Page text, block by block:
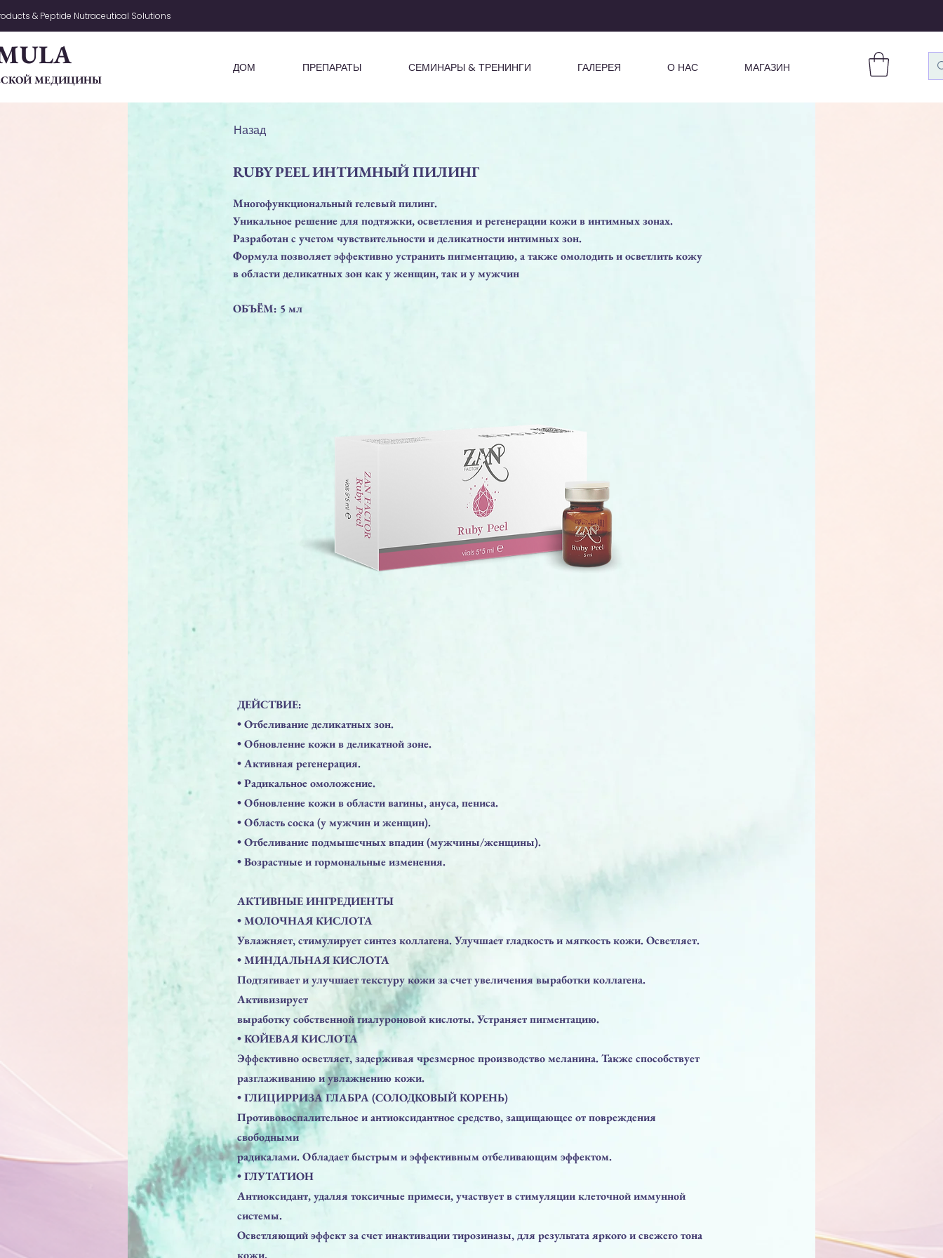
& Peptide Nutraceutical Solutions
МЕДИЦИНЫ
ДОМ ПРЕПАРАТЫ СЕМИНАРЫ & ТРЕНИНГИ ГАЛЕРЕЯ О НАС МАГАЗИН
Назад
RUBY PEEL ИНТИМНЫЙ ПИЛИНГ
Многофункциональный гелевый пилинг.
Уникальное решение для подтяжки, осветления и регенерации кожи в интимных зонах.
Разработан с учетом чувствительности и деликатности интимных зон.
Формула позволяет эффективно устранить пигментацию, а также омолодить и осветлить кожу
в области деликатных зон как у женщин, так и у мужчин
ОБЪЁМ: 5 мл
ДЕЙСТВИЕ:
• Отбеливание деликатных зон.
• Обновление кожи в деликатной зоне.
• Активная регенерация.
• Радикальное омоложение.
• Обновление кожи в области вагины, ануса, пениса.
• Область соска (у мужчин и женщин).
• Отбеливание подмышечных впадин (мужчины/женщины).
• Возрастные и гормональные изменения.
АКТИВНЫЕ ИНГРЕДИЕНТЫ
• МОЛОЧНАЯ КИСЛОТА
Увлажняет, стимулирует синтез коллагена. Улучшает гладкость и мягкость кожи. Осветляет.
• МИНДАЛЬНАЯ КИСЛОТА
Подтягивает и улучшает текстуру кожи за счет увеличения выработки коллагена.
Активизирует
выработку собственной гиалуроновой кислоты. Устраняет пигментацию.
• КОЙЕВАЯ КИСЛОТА
Эффективно осветляет, задерживая чрезмерное производство меланина. Также способствует
разглаживанию и увлажнению кожи.
• ГЛИЦИРРИЗА ГЛАБРА (СОЛОДКОВЫЙ КОРЕНЬ)
Противовоспалительное и антиоксидантное средство, защищающее от повреждения
свободными
радикалами. Обладает быстрым и эффективным отбеливающим эффектом.
• ГЛУТАТИОН
Антиоксидант, удаляя токсичные примеси, участвует в стимуляции клеточной иммунной
системы.
Осветляющий эффект за счет инактивации тирозиназы, для результата яркого и свежего тона
кожи.